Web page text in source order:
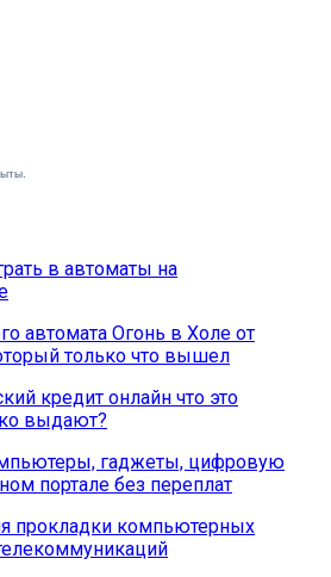
в автоматы на
автомата Огонь в Холе от
только что вышел
кредит онлайн что это
выдают?
гаджеты, цифровую
портале без переплат
прокладки компьютерных